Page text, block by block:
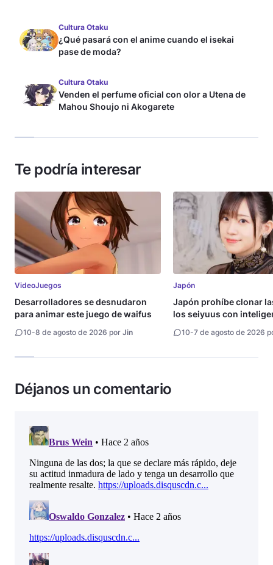
Cultura Otaku
¿Qué pasará con el anime cuando el isekai
pase de moda?
Cultura Otaku
Venden el perfume oficial con olor a Utena de
Mahou Shoujo ni Akogarete
Te podría interesar
VideoJuegos
Desarrolladores se desnudaron
para animar este juego de waifus
10-8 de agosto de 2026 por Jin
Japón
Japón prohíbe clonar
los seiyuus con
10-7 de agosto de 2026
Déjanos un comentario